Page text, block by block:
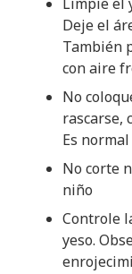
Deje el
También
con aire
No
rascarse,
Es
No corte
niño
Controle
yeso.